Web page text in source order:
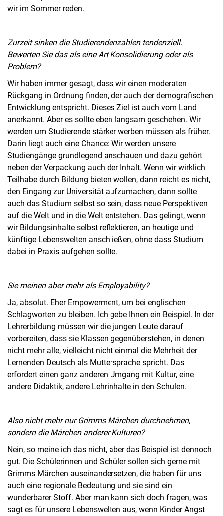
wir im Sommer reden.
Zurzeit sinken die Studierendenzahlen tendenziell.
Bewerten Sie das als eine Art Konsolidierung oder als
Problem?
Wir haben immer gesagt, dass wir einen moderaten
Rückgang in Ordnung finden, der auch der demografischen
Entwicklung entspricht. Dieses Ziel ist auch vom Land
anerkannt. Aber es sollte eben langsam geschehen. Wir
werden um Studierende stärker werben müssen als früher.
Darin liegt auch eine Chance: Wir werden unsere
Studiengänge grundlegend anschauen und dazu gehört
neben der Verpackung auch der Inhalt. Wenn wir wirklich
Teilhabe durch Bildung bieten wollen, dann reicht es nicht,
den Eingang zur Universität aufzumachen, dann sollte
auch das Studium selbst so sein, dass neue Perspektiven
auf die Welt und in die Welt entstehen. Das gelingt, wenn
wir Bildungsinhalte selbst reflektieren, an heutige und
künftige Lebenswelten anschließen, ohne dass Studium
dabei in Praxis aufgehen sollte.
Sie meinen aber mehr als Employability?
Ja, absolut. Eher Empowerment, um bei englischen
Schlagworten zu bleiben. Ich gebe Ihnen ein Beispiel. In der
Lehrerbildung müssen wir die jungen Leute darauf
vorbereiten, dass sie Klassen gegenüberstehen, in denen
nicht mehr alle, vielleicht nicht einmal die Mehrheit der
Lernenden Deutsch als Muttersprache spricht. Das
erfordert einen ganz anderen Umgang mit Kultur, eine
andere Didaktik, andere Lehrinhalte in den Schulen.
Also nicht mehr nur Grimms Märchen durchnehmen,
sondern die Märchen anderer Kulturen?
Nein, so meine ich das nicht, aber das Beispiel ist dennoch
gut. Die Schülerinnen und Schüler sollen sich gerne mit
Grimms Märchen auseinandersetzen, die haben für uns
auch eine regionale Bedeutung und sie sind ein
wunderbarer Stoff. Aber man kann sich doch fragen, was
sagt es für unsere Lebenswelten aus, wenn Kinder Angst